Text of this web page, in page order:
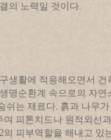
의 노력일 것이다.
생활에 적응해오면서
명순환계 속으로의 자
는 재료다. 흙과 나무
피톤치드나 원적외선
피부역할을 해내고 있